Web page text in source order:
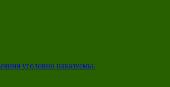
уголовно наказуемы.